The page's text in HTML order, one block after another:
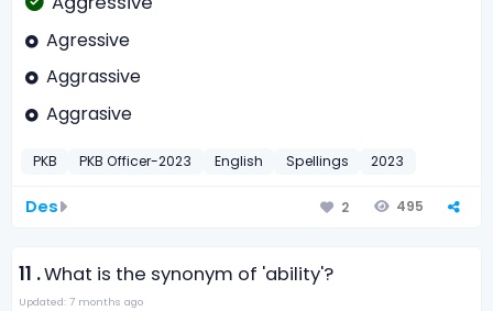
Agressive
Aggrassive
Aggrasive
PKB PKB Officer-2023 English Spellings 2023
Des 2 495
11 .What is the synonym of 'ability'?
Updated: 7 months ago